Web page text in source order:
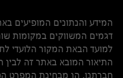
המידע והנתונים המופיעים
דגמים המשווקים במקומות
למועד הבאת המקור הלועדי
התיאור המובא באתר זה לבין